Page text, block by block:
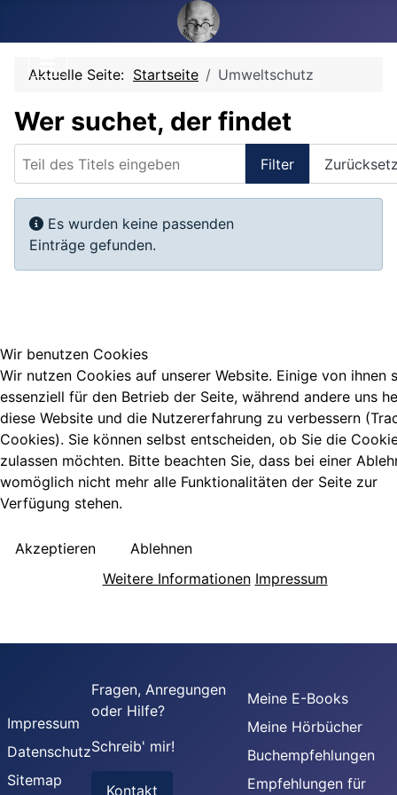
Aktuelle Seite: Startseite Umweltschutz
Wer suchet, der findet
Filter
Information
Es wurden keine passenden
Einträge gefunden.
Impressum
Datenschutz
Sitemap
Fragen, Anregungen
oder Hilfe?
Schreib' mir!
Kontakt
Meine E-Books
Meine Hörbücher
Buchempfehlungen
Empfehlungen für
Wir benutzen Cookies
Wir nutzen Cookies auf unserer Website. Einige von ihnen
essenziell für den Betrieb der Seite, während andere uns
diese Website und die Nutzererfahrung zu verbessern
Cookies). Sie können selbst entscheiden, ob Sie die
zulassen möchten. Bitte beachten Sie, dass bei einer
womöglich nicht mehr alle Funktionalitäten der Seite zur
Verfügung stehen.
Akzeptieren
Ablehnen
Weitere Informationen Impressum